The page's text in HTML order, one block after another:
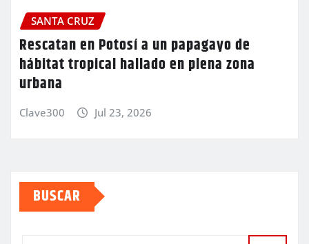
SANTA CRUZ
Rescatan en Potosí a un papagayo de
hábitat tropical hallado en plena zona
urbana
Clave300 Jul 23, 2026
BUSCAR